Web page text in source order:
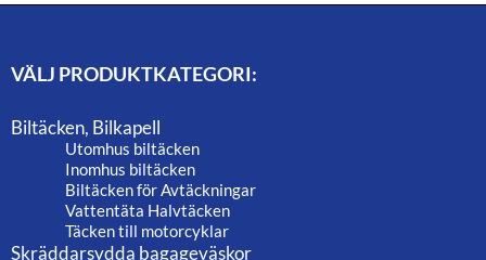
VÄLJ PRODUKTKATEGORI:
Biltäcken, Bilkapell
Utomhus biltäcken
Inomhus biltäcken
Biltäcken för Avtäckningar
Vattentäta Halvtäcken
Täcken till motorcyklar
Skräddarsydda bagageväskor